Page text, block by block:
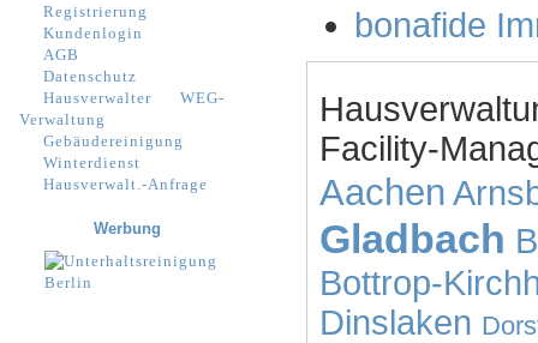
bonafide
Facility-
Aachen
Gladbach
Bottrop-
Dinslaken
Registrierung
Kundenlogin
AGB
Datenschutz
Hausverwalter
WEG-
Verwaltung
Gebäudereinigung
Winterdienst
Hausverwalt.-Anfrage
Werbung